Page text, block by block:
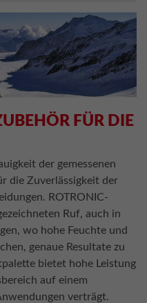
FÜR DIE
der gemessenen
die Zuverlässigkeit der
ROTRONIC-
Ruf, auch in
wo hohe Feuchte und
genaue Resultate zu
bietet hohe Leistung
auf einem
verträgt.